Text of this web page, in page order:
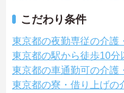
こだわり条件
東京都の夜勤専従の介護
東京都の駅から徒歩10分
東京都の車通勤可の介護
東京都の寮・借り上げの